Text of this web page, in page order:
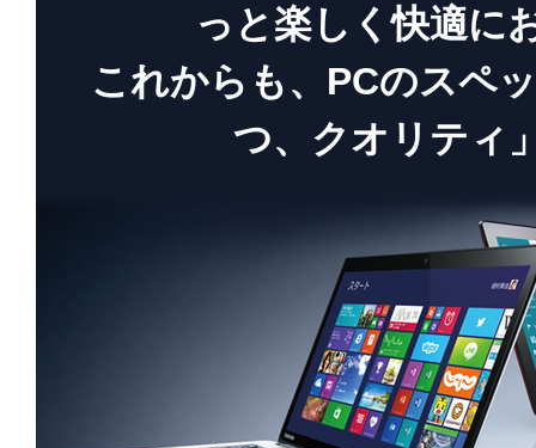
っと楽しく快適に
これからも、PCのスペ
つ、クオリティ